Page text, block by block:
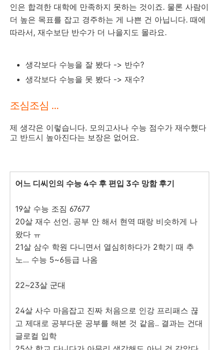
인은 합격한 대학에 만족하지 못하는 것이죠. 물론 사람이
더 높은 목표를 잡고 경주하는 게 나쁜 건 아닙니다. 때에
따라서, 재수보단 반수가 더 나을지도 몰라요.
생각보다 수능을 잘 봤다 -> 반수?
생각보다 수능을 못 봤다 -> 재수?
조심조심 ...
제 생각은 이렇습니다. 모의고사나 수능 점수가 재수했다
고 반드시 높아진다는 보장은 없어요.
어느 디씨인의 수능 4수 후 편입 3수 망함 후기
19살 수능 조짐 67677
20살 재수 선언. 공부 안 해서 현역 때랑 비슷하게 나
왔다 ㅠ
21살 삼수 학원 다니면서 열심히하다가 2학기 때 추
노... 수능 5~6등급 나옴
22~23살 군대
24살 사수 마음잡고 진짜 처음으로 인강 프리패스 끊
고 제대로 공부다운 공부를 해본 것 같음.. 결과는 건대
글로컬 입학